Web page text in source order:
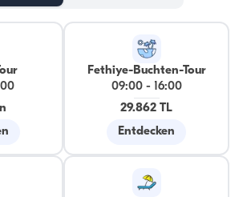
Fethiye-Buchten-Tour
09:00-
16:00
29.862 TL
Entdecken